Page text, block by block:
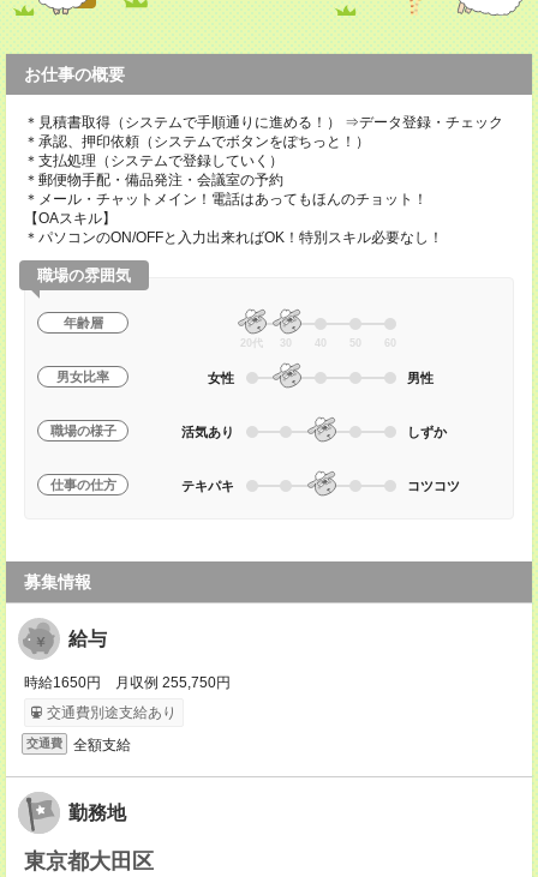
お仕事の概要
＊見積書取得（システムで手順通りに進める！） ⇒データ登録・チェック
＊承認、押印依頼（システムでボタンをぽちっと！）
＊支払処理（システムで登録していく）
＊郵便物手配・備品発注・会議室の予約
＊メール・チャットメイン！電話はあってもほんのチョット！
【OAスキル】
＊パソコンのON/OFFと入力出来ればOK！特別スキル必要なし！
職場の雰囲気
年齢層
20代 30 40 50 60
男女比率 女性 男性
職場の様子 活気あり しずか
仕事の仕方 テキパキ コツコツ
募集情報
給与
時給1650円 月収例 255,750円
交通費別途支給あり
交通費 全額支給
勤務地
東京都大田区